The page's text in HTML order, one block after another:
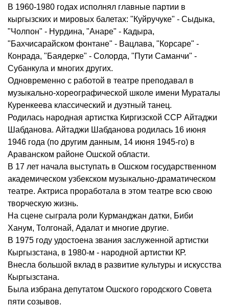
В 1960-1980 годах исполнял главные партии в
кыргызских и мировых балетах: "Куйручуке" - Сыдыка,
"Чолпон" - Нурдина, "Анаре" - Кадыра,
"Бахчисарайском фонтане" - Вацлава, "Корсаре" -
Конрада, "Баядерке" - Солорда, "Пути Саманчи" -
Субанкула и многих других.
Одновременно с работой в театре преподавал в
музыкально-хореографической школе имени Мураталы
Куренкеева классический и дуэтный танец.
Родилась народная артистка Киргизской ССР Айтаджи
Шабданова. Айтаджи Шабданова родилась 16 июня
1946 года (по другим данным, 14 июня 1945-го) в
Араванском районе Ошской области.
В 17 лет начала выступать в Ошском государственном
академическом узбекском музыкально-драматическом
театре. Актриса проработала в этом театре всю свою
творческую жизнь.
На сцене сыграла роли Курманджан датки, Биби
Ханум, Толгонай, Адалат и многие другие.
В 1975 году удостоена звания заслуженной артистки
Кыргызстана, в 1980-м - народной артистки КР.
Внесла большой вклад в развитие культуры и искусства
Кыргызстана.
Была избрана депутатом Ошского городского Совета
пяти созывов.